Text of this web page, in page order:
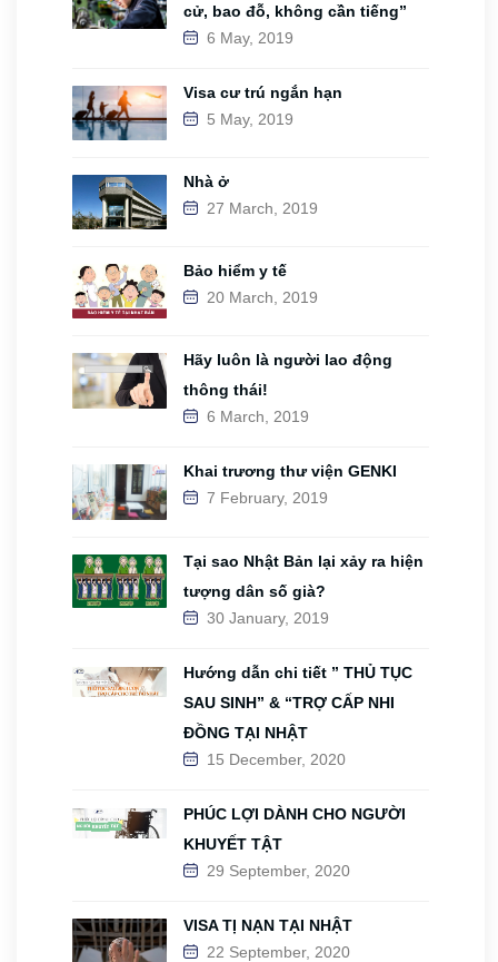
cử, bao đỗ, không cần tiếng”
6 May, 2019
Visa cư trú ngắn hạn
5 May, 2019
Nhà ở
27 March, 2019
Bảo hiểm y tế
20 March, 2019
Hãy luôn là người lao động
thông thái!
6 March, 2019
Khai trương thư viện GENKI
7 February, 2019
Tại sao Nhật Bản lại xảy ra hiện
tượng dân số già?
30 January, 2019
Hướng dẫn chi tiết ” THỦ TỤC
SAU SINH” & “TRỢ CẤP NHI
ĐỒNG TẠI NHẬT
15 December, 2020
PHÚC LỢI DÀNH CHO NGƯỜI
KHUYẾT TẬT
29 September, 2020
VISA TỊ NẠN TẠI NHẬT
22 September, 2020